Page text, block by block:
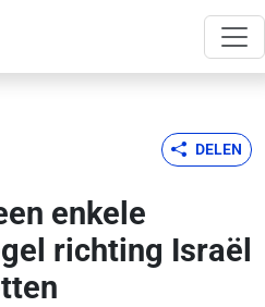
DELEN
enkele
richting Israël